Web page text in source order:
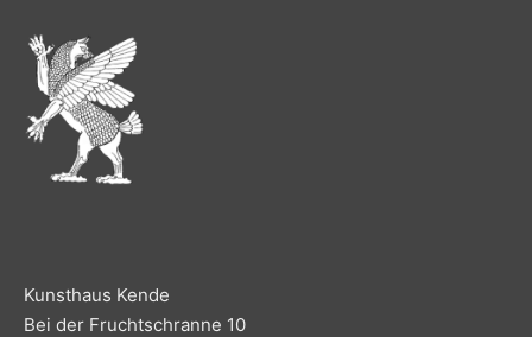
Kunsthaus Kende
Bei der Fruchtschranne 10